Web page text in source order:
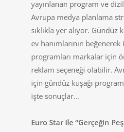
yayınlanan program ve
Avrupa medya planlama
sıklıkla yer alıyor. Gündüz
ev hanımlarının
programları markalar için
reklam seçeneği olabilir.
için gündüz kuşağı
işte sonuçlar…
Euro Star ile “Gerçeğin